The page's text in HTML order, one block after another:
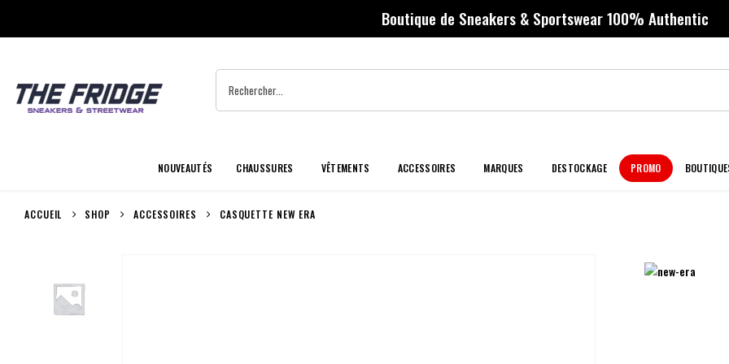
Boutique de Sneakers & Sportswear 100% Authentic
NOUVEAUTÉS CHAUSSURES VÊTEMENTS ACCESSOIRES MARQUES DESTOCKAGE PROMO
ACCUEIL SHOP ACCESSOIRES CASQUETTE NEW ERA